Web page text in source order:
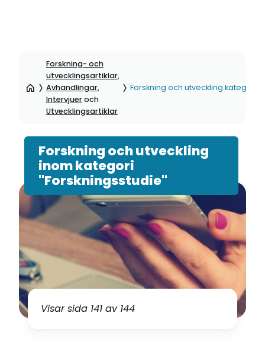
sidinnehåll
Forskning- och
utvecklingsartiklar,
Avhandlingar,
Intervjueroch
Utvecklingsartiklar
Forskning och utveckling kategori:
Forskning och utveckling
inom kategori
"Forskningsstudie"
Visar sida 141 av 144